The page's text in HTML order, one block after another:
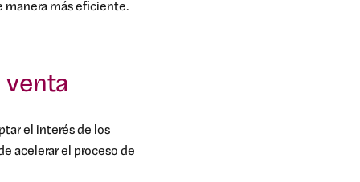
manera más eficiente.
venta
el interés de los
acelerar el proceso de